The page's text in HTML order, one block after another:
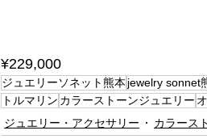
¥229,000
ジュエリーソネット熊本 jewelry sonnet
トルマリン カラーストーンジュエリー
ジュエリー・アクセサリー
カラース